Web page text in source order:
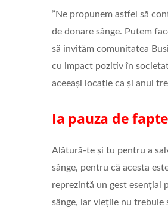
”Ne propunem astfel să
de donare sânge. Putem
să invităm comunitatea
cu impact pozitiv în
aceeași locație ca și anul
Ia pauza de
Alătură-te și tu pentru a
sânge, pentru că acesta
reprezintă un gest esențial
sânge, iar viețile nu